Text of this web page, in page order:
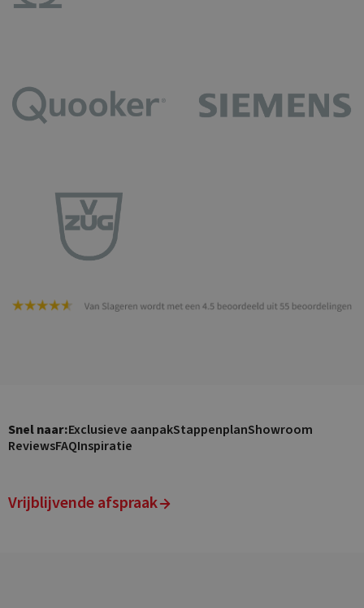
Snel naar:Exclusieve aanpakStappenplanShowroom
ReviewsFAQInspiratie
Vrijblijvende afspraak